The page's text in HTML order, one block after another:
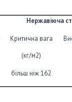
Нержавіюча
Критична вага
(кг/м2)
більш ніж 162